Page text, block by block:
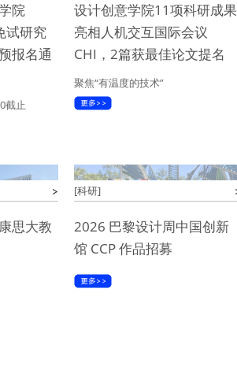
院
试研究
报名通
截止
设计创意学院11项科研成果
亮相人机交互国际会议
CHI，2篇获最佳论文提名
聚焦“有温度的技术”
[科研]
思大教
2026 巴黎设计周中国创新
馆 CCP 作品招募